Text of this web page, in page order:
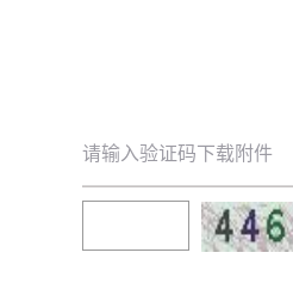
请输入验证码下载附件